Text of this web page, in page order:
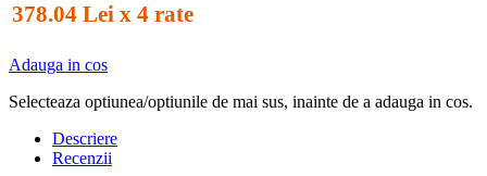
378.04 Lei x 4 rate
Adauga in cos
Selecteaza optiunea/optiunile de mai sus, inainte de a adauga in cos.
Descriere
Recenzii